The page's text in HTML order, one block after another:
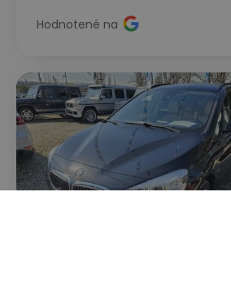
Hodnotené na